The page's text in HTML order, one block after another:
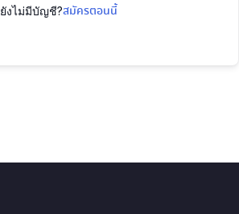
ยังไม่มีบัญชี?สมัครตอนนี้